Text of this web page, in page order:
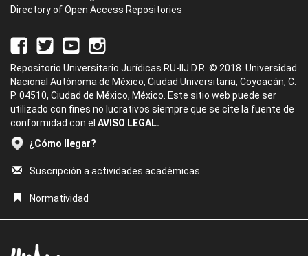
Directory of Open Access Repositories
Repositorio Universitario Jurídicas RU-IIJ D.R. © 2018. Universidad
Nacional Autónoma de México, Ciudad Universitaria, Coyoacán, C.
P. 04510, Ciudad de México, México. Este sitio web puede ser
utilizado con fines no lucrativos siempre que se cite la fuente de
conformidad con el AVISO LEGAL.
¿Cómo llegar?
Suscripción a actividades académicas
Normatividad